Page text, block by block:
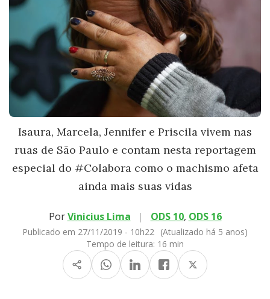
Isaura, Marcela, Jennifer e Priscila vivem nas
ruas de São Paulo e contam nesta reportagem
especial do #Colabora como o machismo afeta
ainda mais suas vidas
PorVinicius Lima | ODS 10, ODS 16
Publicado em 27/11/2019 - 10h22
(Atualizado há 5 anos)
Tempo de leitura: 16 min